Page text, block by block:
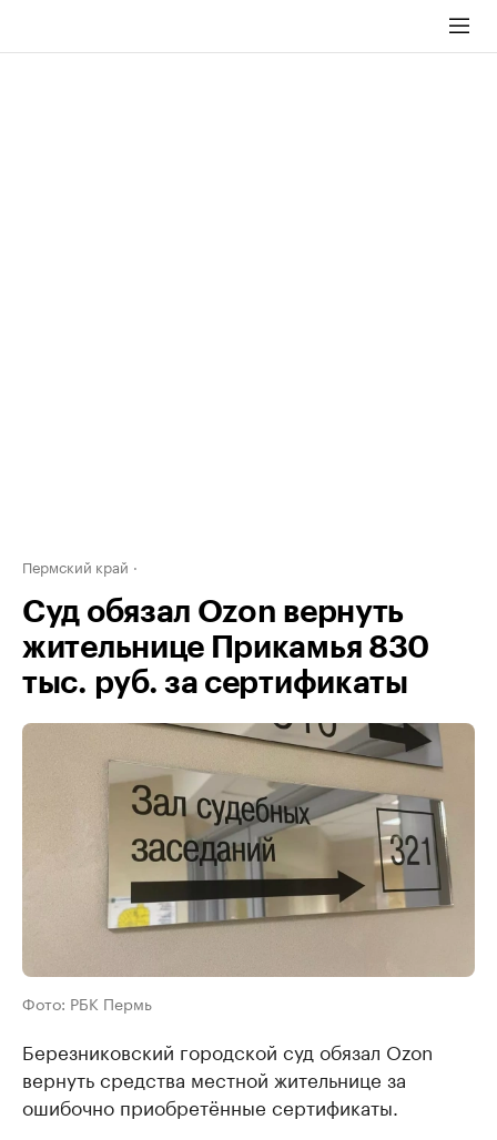
Пермский край
Суд обязал Ozon вернуть
жительнице Прикамья 830
тыс. руб. за сертификаты
Фото: РБК Пермь
Березниковский городской суд обязал Ozon
вернуть средства местной жительнице за
ошибочно приобретённые сертификаты.